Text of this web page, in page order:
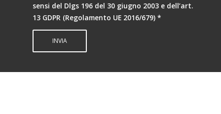
sensi del Dlgs 196 del 30 giugno 2003 e dell’art.
13 GDPR (Regolamento UE 2016/679) *